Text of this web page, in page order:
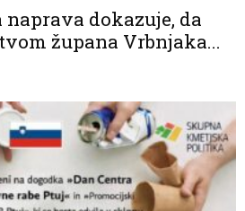
dokazuje, da
župana Vrbnjaka...